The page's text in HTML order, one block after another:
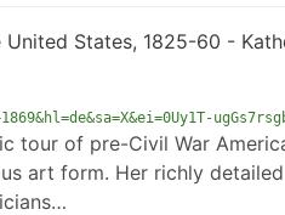
States, 1825-60 -
tour of pre-Civil War
art form. Her richly